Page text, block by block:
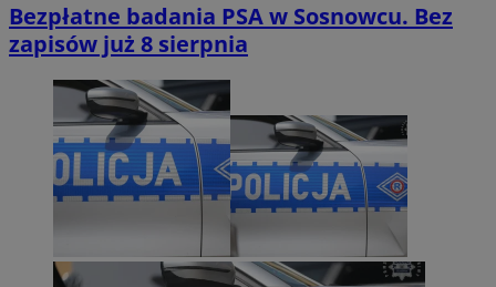
Bezpłatne badania PSA w Sosnowcu. Bez
zapisów już 8 sierpnia